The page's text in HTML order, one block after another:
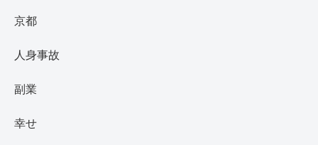
京都
人身事故
副業
幸せ